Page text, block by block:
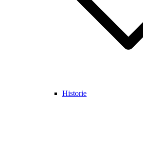
Historie